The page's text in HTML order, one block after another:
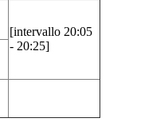
[intervallo 20:05
- 20:25]